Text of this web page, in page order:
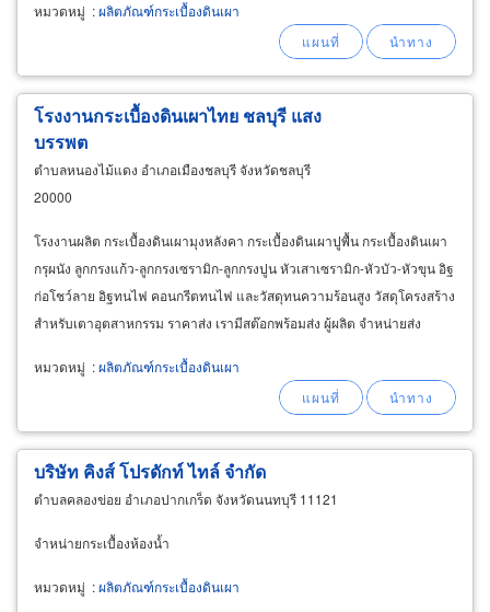
หมวดหมู่ :ผลิตภัณฑ์กระเบื้องดินเผา
โรงงานกระเบื้องดินเผาไทย ชลบุรี แสง
บรรพต
ตำบลหนองไม้แดง อำเภอเมืองชลบุรี จังหวัดชลบุรี
20000
โรงงานผลิต กระเบื้องดินเผามุงหลังคา กระเบื้องดินเผาปูพื้น กระเบื้องดินเผา
กรุผนัง ลูกกรงแก้ว-ลูกกรงเซรามิก-ลูกกรงปูน หัวเสาเซรามิก-หัวบัว-หัวขุน อิฐ
ก่อโชว์ลาย อิฐทนไฟ คอนกรีตทนไฟ และวัสดุทนความร้อนสูง วัสดุโครงสร้าง
สำหรับเตาอุตสาหกรรม ราคาส่ง เรามีสต๊อกพร้อมส่ง ผู้ผลิต จำหน่ายส่ง
หมวดหมู่ :ผลิตภัณฑ์กระเบื้องดินเผา
บริษัท คิงส์ โปรดักท์ ไทล์ จำกัด
ตำบลคลองข่อย อำเภอปากเกร็ด จังหวัดนนทบุรี 11121
จำหน่ายกระเบื้องห้องน้ำ
หมวดหมู่ :ผลิตภัณฑ์กระเบื้องดินเผา